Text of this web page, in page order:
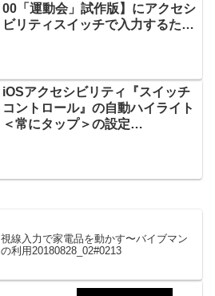
00「運動会」試作版】にアクセシ
ビリティスイッチで入力するため
iOSアクセシビリティ『スイッチ
コントロール』の自動ハイライト
＜常にタップ＞の設定
視線入力で家電品を動かす〜バイブマン
の利用20180828_02#0213